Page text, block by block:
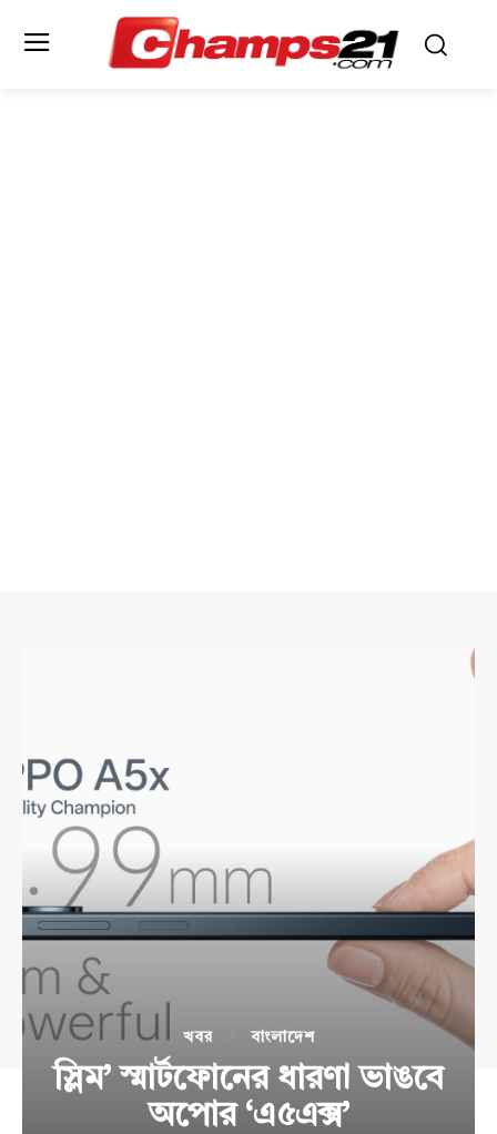
খবর বাংলাদেশ
স্লিম’ স্মার্টফোনের ধারণা ভাঙবে
অপোর ‘এ৫এক্স’